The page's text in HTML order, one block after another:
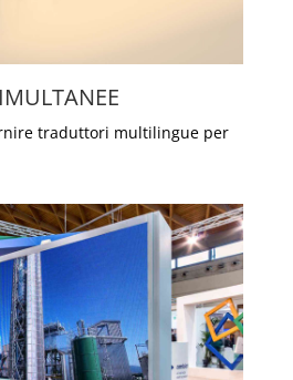
traduttori multilingue per